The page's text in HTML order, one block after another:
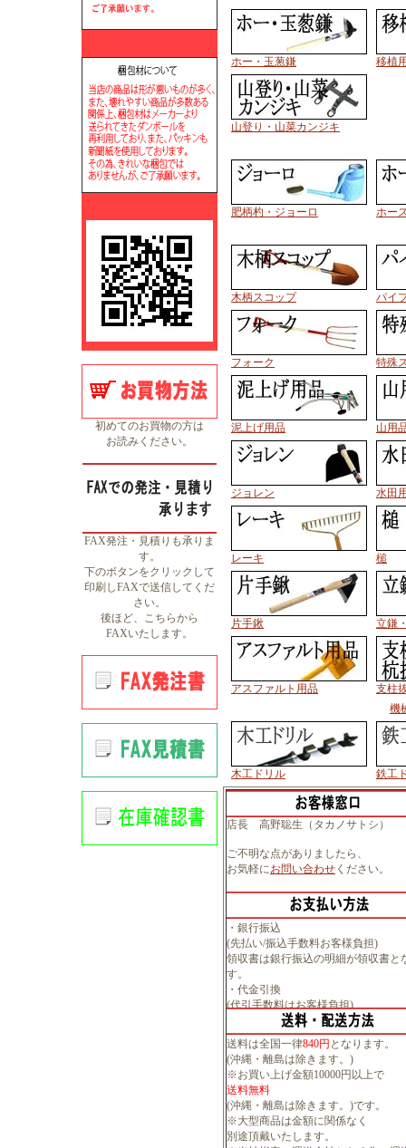
初めてのお買物の方は
お読みください。
FAX発注・見積りも承りま
す。
下のボタンをクリックして
印刷しFAXで送信してくだ
さい。
後ほど、こちらから
FAXいたします。
ホー・玉葱鎌 移植
山登り・山菜カンジキ
肥柄杓・ジョーロ ホー
木柄スコップ パイ
フォーク 特殊
泥上げ用品 山用
ジョレン 水田
レーキ 槌
片手鍬 立鎌
アスファルト用品
支柱
機
木工ドリル 鉄工
店長 高野聡生（タカノサトシ）
ご不明な点がありましたら、
お気軽にお問い合わせ ください。
・銀行振込
(先払い/振込手数料お客様負担)
領収書は銀行振込の明細が領収書と
す。
・代金引換
(代引手数料はお客様負担)
送料は全国一律840円 となります。
(沖縄・離島は除きます。)
※お買い上げ金額10000円以上で
送料無料
(沖縄・離島は除きます。)です。
※大型商品は金額に関係なく
別途頂戴いたします。